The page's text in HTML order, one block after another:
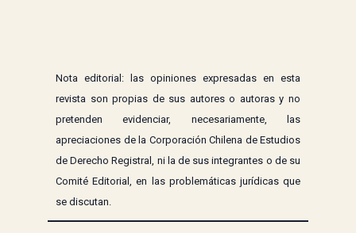
Nota editorial: las opiniones expresadas en esta
revista son propias de sus autores o autoras y no
pretenden evidenciar, necesariamente, las
apreciaciones de la Corporación Chilena de Estudios
de Derecho Registral, ni la de sus integrantes o de su
Comité Editorial, en las problemáticas jurídicas que
se discutan.